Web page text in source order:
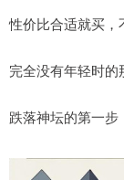
性价比合适就买，
完全没有年轻时的
跌落神坛的第一步